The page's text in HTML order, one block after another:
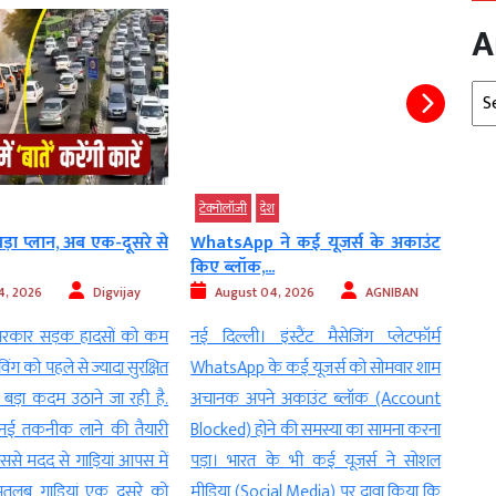
प्लान, अब एक-दूसरे से
2026 Digvijay
सड़क हादसों को कम
को पहले से ज्यादा सुरक्षित
कदम उठाने जा रही है.
तकनीक लाने की तैयारी
मदद से गाड़ियां आपस में
टेक्‍नोलॉजी देश
WhatsApp ने कई यूजर्स के अकाउंट
किए ब्लॉक,...
August 04, 2026 AGNIBAN
नई दिल्ली। इंस्टैंट मैसेजिंग प्लेटफॉर्म
WhatsApp के कई यूजर्स को सोमवार शाम
अचानक अपने अकाउंट ब्लॉक (Account
Blocked) होने की समस्या का सामना करना
पड़ा। भारत के भी कई यूजर्स ने सोशल